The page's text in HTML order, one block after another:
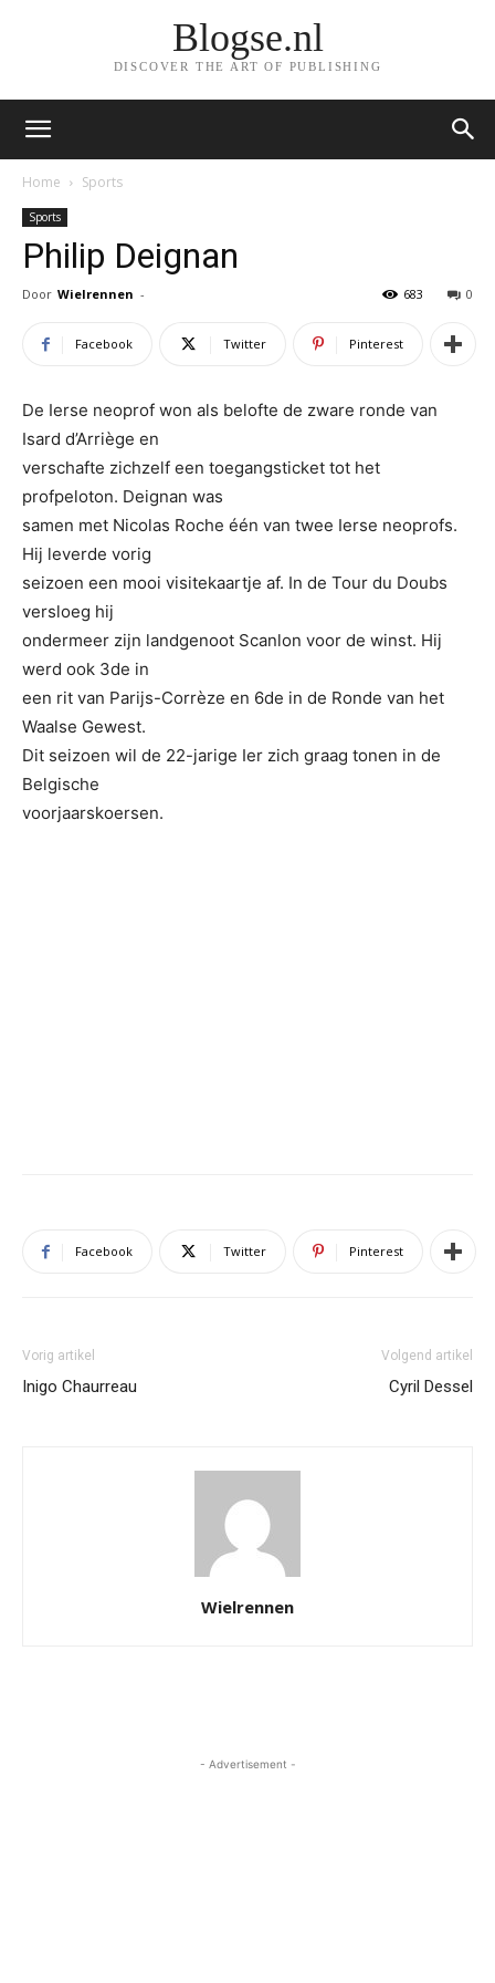
Blogse.nl
DISCOVER THE ART OF PUBLISHING
Home Sports
Sports
Philip Deignan
Door Wielrennen - 0
683
Facebook Twitter Pinterest
De Ierse neoprof won als belofte de zware ronde van
Isard d’Arriège en
verschafte zichzelf een toegangsticket tot het
profpeloton. Deignan was
samen met Nicolas Roche één van twee Ierse neoprofs.
Hij leverde vorig
seizoen een mooi visitekaartje af. In de Tour du Doubs
versloeg hij
ondermeer zijn landgenoot Scanlon voor de winst. Hij
werd ook 3de in
een rit van Parijs-Corrèze en 6de in de Ronde van het
Waalse Gewest.
Dit seizoen wil de 22-jarige Ier zich graag tonen in de
Belgische
voorjaarskoersen.
Facebook Twitter Pinterest
Vorig artikel
Inigo Chaurreau
Volgend artikel
Cyril Dessel
Wielrennen
- Advertisement -